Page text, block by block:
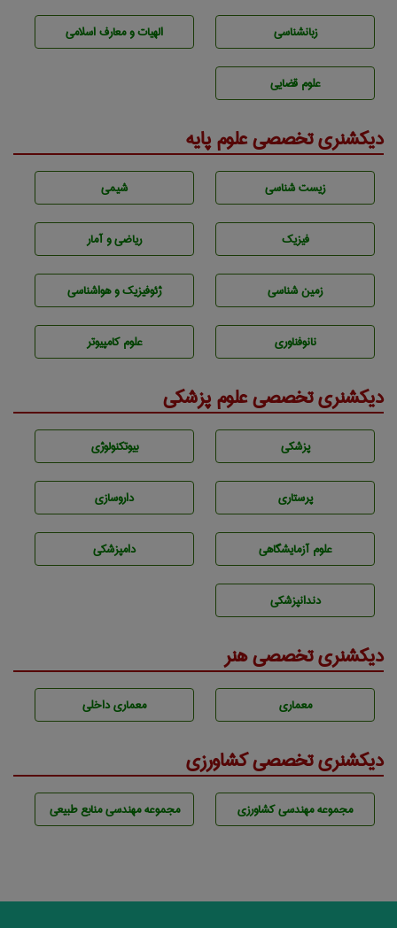
زبانشناسی الهیات و معارف اسلامی
علوم قضایی
دیکشنری تخصصی علوم پایه
زيست شناسی شيمی
فیزیک ریاضی و آمار
زمين شناسی ژئوفيزيك و هواشناسی
نانوفناوری علوم کامپیوتر
دیکشنری تخصصی علوم پزشکی
پزشكی بيوتكنولوژی
پرستاری داروسازی
علوم آزمايشگاهی دامپزشكی
دندانپزشكی
دیکشنری تخصصی هنر
معماری معماری داخلی
دیکشنری تخصصی کشاورزی
مجموعه مهندسی كشاورزی مجموعه مهندسی منابع طبيعی